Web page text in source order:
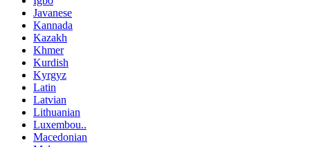
Javanese
Kannada
Kazakh
Khmer
Kurdish
Kyrgyz
Latin
Latvian
Lithuanian
Luxembou..
Macedonian